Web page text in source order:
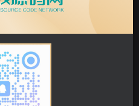
利用iframe框架对接几个影视